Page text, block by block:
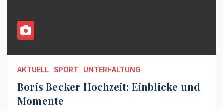
AKTUELL SPORT UNTERHALTUNG
Boris Becker Hochzeit: Einblicke und
Momente